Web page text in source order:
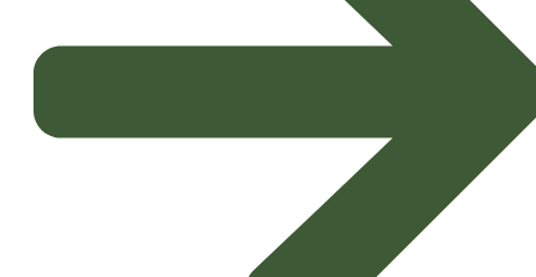
Inovação e Bioeconomia Circular
O foco da apresentação esteve na exploração dos subprodutos da vinicultura,
transformando resíduos em soluções de alto valor acrescentado para a
Os compostos em estudo demonstraram
propriedades promissoras, sendo capazes de
inibir microrganismos
causadores de doenças nas culturas
e de exercer um eficaz